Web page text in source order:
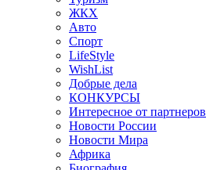
ЖКХ
Авто
Спорт
LifeStyle
WishList
Добрые дела
КОНКУРСЫ
Интересное от партнеров
Новости России
Новости Мира
Африка